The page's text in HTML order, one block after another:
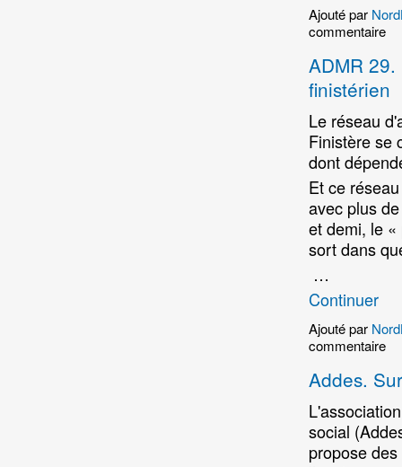
Ajouté par
commentaire
ADMR
finistérien
Le réseau
Finistère se
dont
Et ce
avec plus
et demi, le
sort dans
…
Continuer
Ajouté par
commentaire
Addes.
social
propose